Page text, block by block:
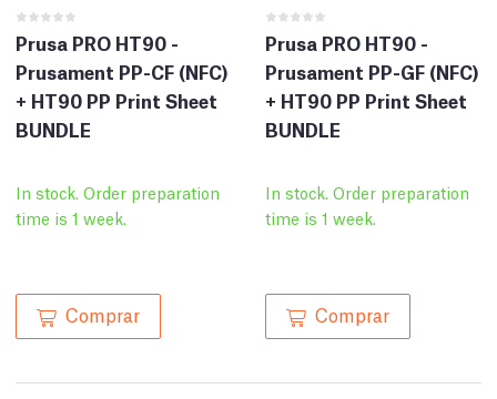
Prusa PRO HT90 -
Prusament PP-CF (NFC)
+ HT90 PP Print Sheet
BUNDLE
In stock. Order preparation
time is 1 week.
Comprar
Prusa PRO HT90 -
Prusament PP-GF (NFC)
+ HT90 PP Print Sheet
BUNDLE
In stock. Order preparation
time is 1 week.
Comprar